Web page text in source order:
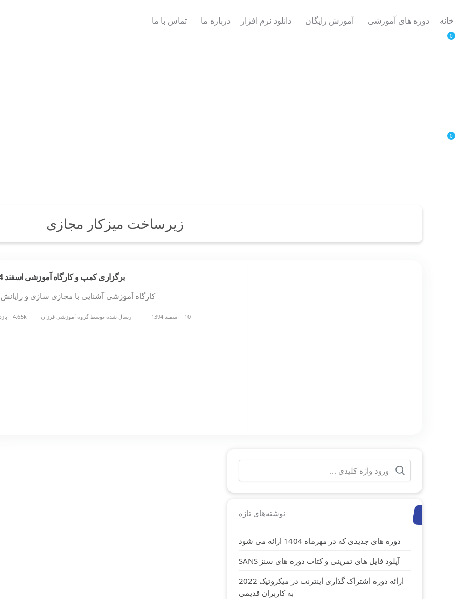
خانه دوره های آموزشی آموزش رایگان دانلود نرم افزار درباره ما تماس با ما
0
0
زیرساخت میزکار مجازی
برگزاری کمپ و کارگاه آموزشی اسفند 94
کارگاه آموزشی آشنایی با مجازی سازی و
10 اسفند 1394 ارسال شده توسطگروه آموزشی فرزان 4.65k بازدید
جستجو
برای:
نوشته‌های تازه
دوره های جدیدی که در مهرماه 1404 ارائه می شود
آپلود فایل های تمرینی و کتاب دوره های سنز SANS
ارائه دوره اشتراک گذاری اینترنت در میکروتیک 2022
به کاربران قدیمی